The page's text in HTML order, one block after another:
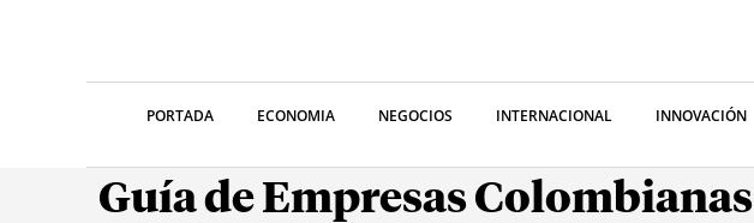
PORTADA ECONOMIA NEGOCIOS INTERNACIONAL INNOVACIÓN
Guía de Empresas Colombianas